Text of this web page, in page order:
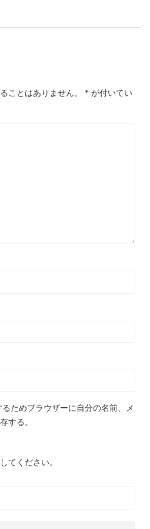
ことはありません。 * が付いてい
ためブラウザーに自分の名前、メ
する。
てください。